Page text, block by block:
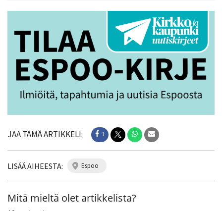
JAA TÄMÄ ARTIKKELI: 1
LISÄÄ AIHEESTA: espoo
Mitä mieltä olet artikkelista?